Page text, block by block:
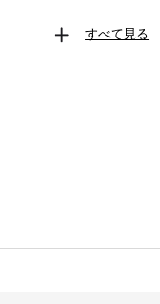
すべて見る